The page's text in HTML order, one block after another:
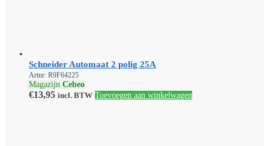
Schneider Automaat 2 polig 25A
Artnr: R9F64225
Magazijn Cebeo
€13,95 incl. BTW Toevoegen aan winkelwagen